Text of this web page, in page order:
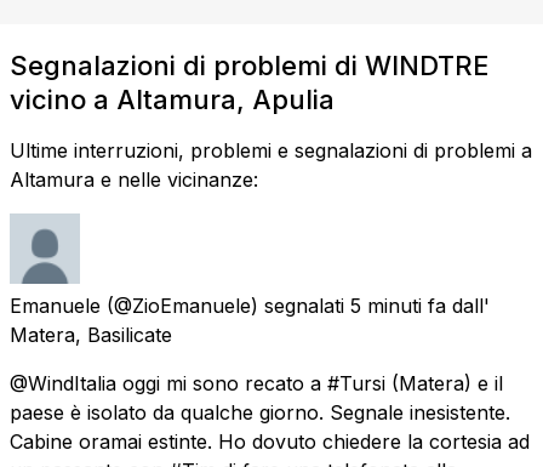
Segnalazioni di problemi di WINDTRE
vicino a Altamura, Apulia
Ultime interruzioni, problemi e segnalazioni di problemi a
Altamura e nelle vicinanze:
Emanuele (@ZioEmanuele) segnalati 5 minuti fa dall'
Matera, Basilicate
@WindItalia oggi mi sono recato a #Tursi (Matera) e il
paese è isolato da qualche giorno. Segnale inesistente.
Cabine oramai estinte. Ho dovuto chiedere la cortesia ad